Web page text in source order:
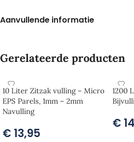
Aanvullende informatie
Gerelateerde producten
10 Liter Zitzak vulling – Micro
EPS Parels, 1mm – 2mm
Navulling
€ 13,95
1200
€